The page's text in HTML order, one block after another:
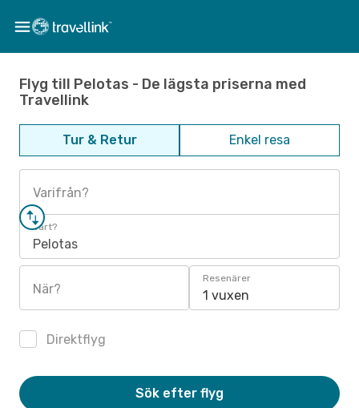
Flyg till Pelotas - De lägsta priserna med
Travellink
Tur & Retur Enkel resa
Varifrån?
Vart?
Pelotas
När?
Resenärer
1 vuxen
Direktflyg
Sök efter flyg